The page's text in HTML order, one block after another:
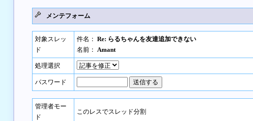
メンテフォーム
対象スレッ
ド
件名： Re: らるちゃんを友達追加できない
名前： Amant
処理選択
パスワード
管理者モー
ド
このレスでスレッド分割